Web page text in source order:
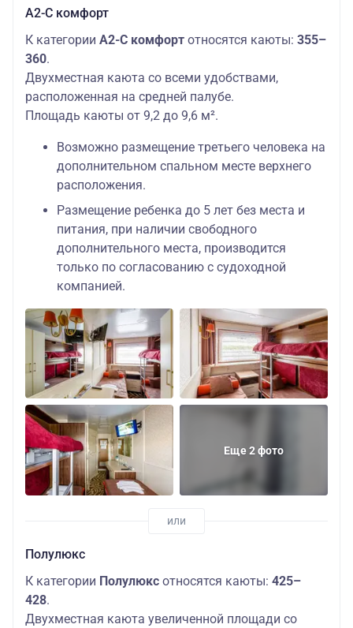
А2-С комфорт
К категории А2-С комфорт относятся каюты: 355–
360.
Двухместная каюта со всеми удобствами,
расположенная на средней палубе.
Площадь каюты от 9,2 до 9,6 м².
Возможно размещение третьего человека на
дополнительном спальном месте верхнего
расположения.
Размещение ребенка до 5 лет без места и
питания, при наличии свободного
дополнительного места, производится
только по согласованию с судоходной
компанией.
Еще 2 фото
Полулюкс
К категории Полулюкс относятся каюты: 425–
428.
Двухместная каюта увеличенной площади со